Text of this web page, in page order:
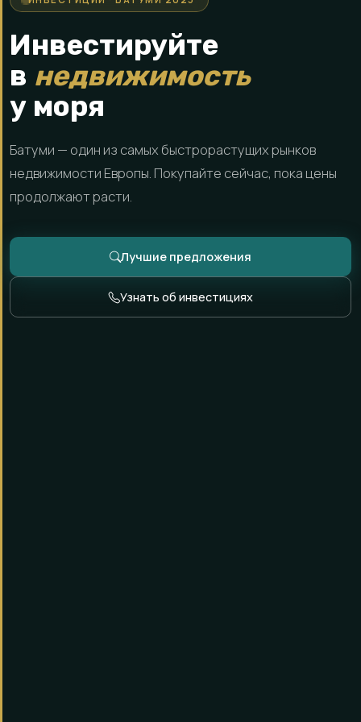
Инвестируйте
в недвижимость
у моря
Батуми — один из самых быстрорастущих рынков
недвижимости Европы. Покупайте сейчас, пока цены
продолжают расти.
Лучшие предложения
Узнать об инвестициях